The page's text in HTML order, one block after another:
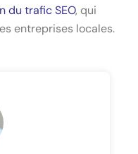
du trafic SEO, qui
entreprises locales.